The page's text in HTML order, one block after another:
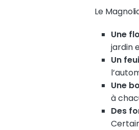
Le
Une
jardin
Un
Une
à
Des